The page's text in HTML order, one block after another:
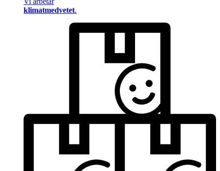
klimatmedvetet.